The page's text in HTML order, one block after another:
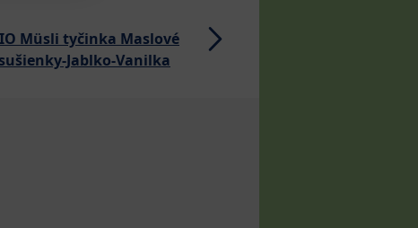
Müsli tyčinka Maslové
sušienky-Jablko-Vanilka